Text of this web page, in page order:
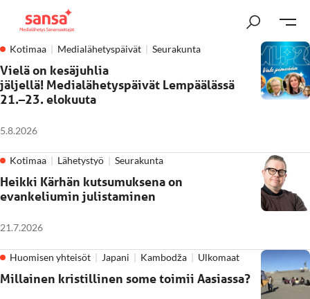
Kotimaa Medialähetyspäivät Seurakunta
Vielä on kesäjuhlia
jäljellä! Medialähetyspäivät Lempäälässä
21.–23. elokuuta
5.8.2026
Kotimaa Lähetystyö Seurakunta
Heikki Kärhän kutsumuksena on
evankeliumin julistaminen
21.7.2026
Huomisen yhteisöt Japani Kambodža Ulkomaat
Millainen kristillinen some toimii Aasiassa?